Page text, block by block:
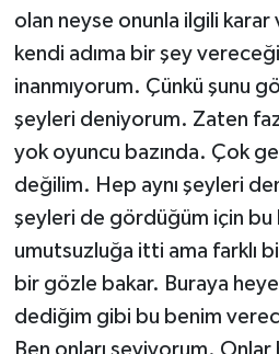
olan neyse onunla ilgili
kendi adıma bir şey
inanmıyorum. Çünkü şunu
şeyleri deniyorum. Zaten
yok oyuncu bazında. Çok
değilim. Hep aynı şeyleri
şeyleri de gördüğüm için bu
umutsuzluğa itti ama farklı
bir gözle bakar. Buraya
dediğim gibi bu benim
Ben onları seviyorum.